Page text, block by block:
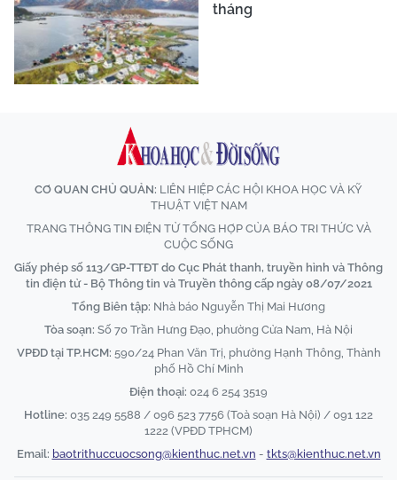
tháng
CƠ QUAN CHỦ QUẢN: LIÊN HIỆP CÁC HỘI KHOA HỌC VÀ KỸ
THUẬT VIỆT NAM
TRANG THÔNG TIN ĐIỆN TỬ TỔNG HỢP CỦA BÁO TRI THỨC VÀ
CUỘC SỐNG
Giấy phép số 113/GP-TTĐT do Cục Phát thanh, truyền hình và Thông
tin điện tử - Bộ Thông tin và Truyền thông cấp ngày 08/07/2021
Tổng Biên tập: Nhà báo Nguyễn Thị Mai Hương
Tòa soạn: Số 70 Trần Hưng Đạo, phường Cửa Nam, Hà Nội
VPĐD tại TP.HCM: 590/24 Phan Văn Trị, phường Hạnh Thông, Thành
phố Hồ Chí Minh
Điện thoại: 024 6 254 3519
Hotline: 035 249 5588 / 096 523 7756 (Toà soạn Hà Nội) / 091 122
1222 (VPĐD TPHCM)
Email: baotrithuccuocsong@kienthuc.net.vn - tkts@kienthuc.net.vn